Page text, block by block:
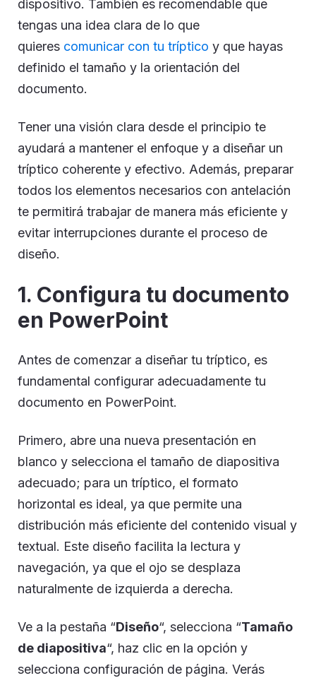
dispositivo. También es recomendable que
tengas una idea clara de lo que
quieres comunicar con tu tríptico y que hayas
definido el tamaño y la orientación del
documento.
Tener una visión clara desde el principio te
ayudará a mantener el enfoque y a diseñar un
tríptico coherente y efectivo. Además, preparar
todos los elementos necesarios con antelación
te permitirá trabajar de manera más eficiente y
evitar interrupciones durante el proceso de
diseño.
1. Configura tu documento
en PowerPoint
Antes de comenzar a diseñar tu tríptico, es
fundamental configurar adecuadamente tu
documento en PowerPoint.
Primero, abre una nueva presentación en
blanco y selecciona el tamaño de diapositiva
adecuado; para un tríptico, el formato
horizontal es ideal, ya que permite una
distribución más eficiente del contenido visual y
textual. Este diseño facilita la lectura y
navegación, ya que el ojo se desplaza
naturalmente de izquierda a derecha.
Ve a la pestaña “Diseño“, selecciona “Tamaño
de diapositiva“, haz clic en la opción y
selecciona configuración de página. Verás